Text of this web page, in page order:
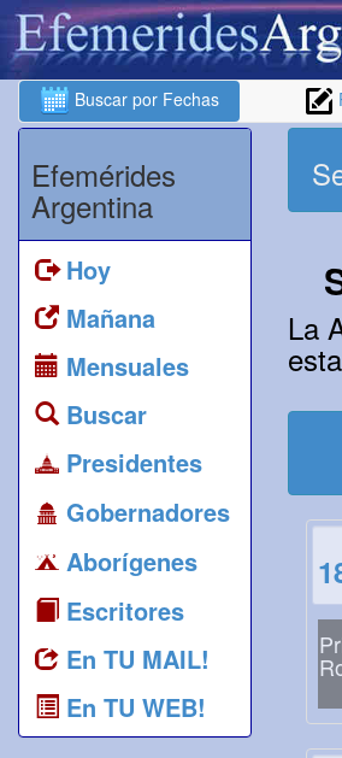
Buscar por Fechas
Efemérides
Argentina
Hoy
Mañana
Mensuales
Buscar
Presidentes
Gobernadores
Aborígenes
Escritores
En TU MAIL!
En TU WEB!
La